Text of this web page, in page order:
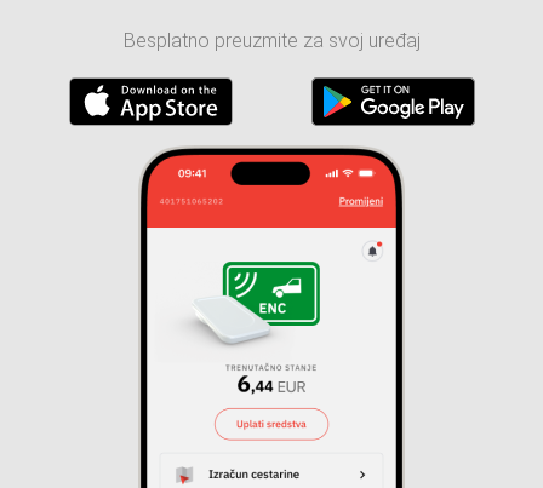
Besplatno preuzmite za svoj uređaj